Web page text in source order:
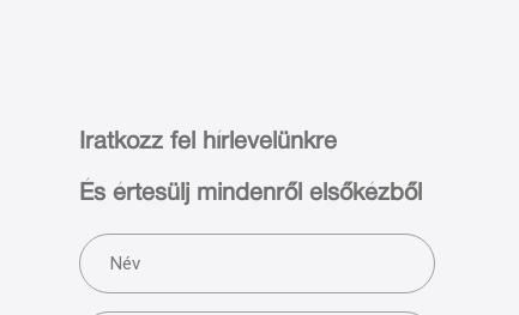
Iratkozz fel hírlevelünkre
És értesülj mindenről elsőkézből